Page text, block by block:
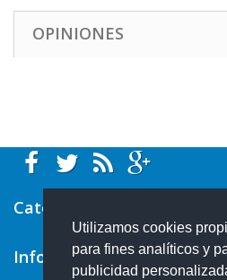
Utilizamos cookies
para fines analíticos y
publicidad
OPINIONES
Categorías
Información